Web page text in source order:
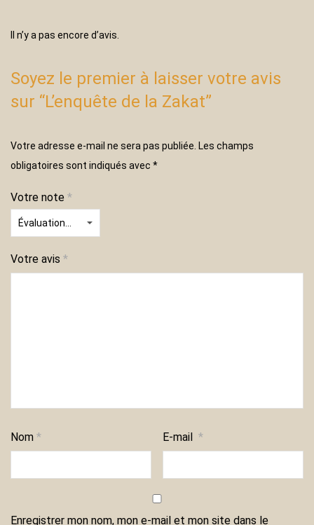
Il n’y a pas encore d’avis.
Soyez le premier à laisser votre avis
sur “L’enquête de la Zakat”
Votre adresse e-mail ne sera pas publiée. Les champs
obligatoires sont indiqués avec *
Votre note *
Votre avis *
Nom * E-mail*
Enregistrer mon nom, mon e-mail et mon site dans le